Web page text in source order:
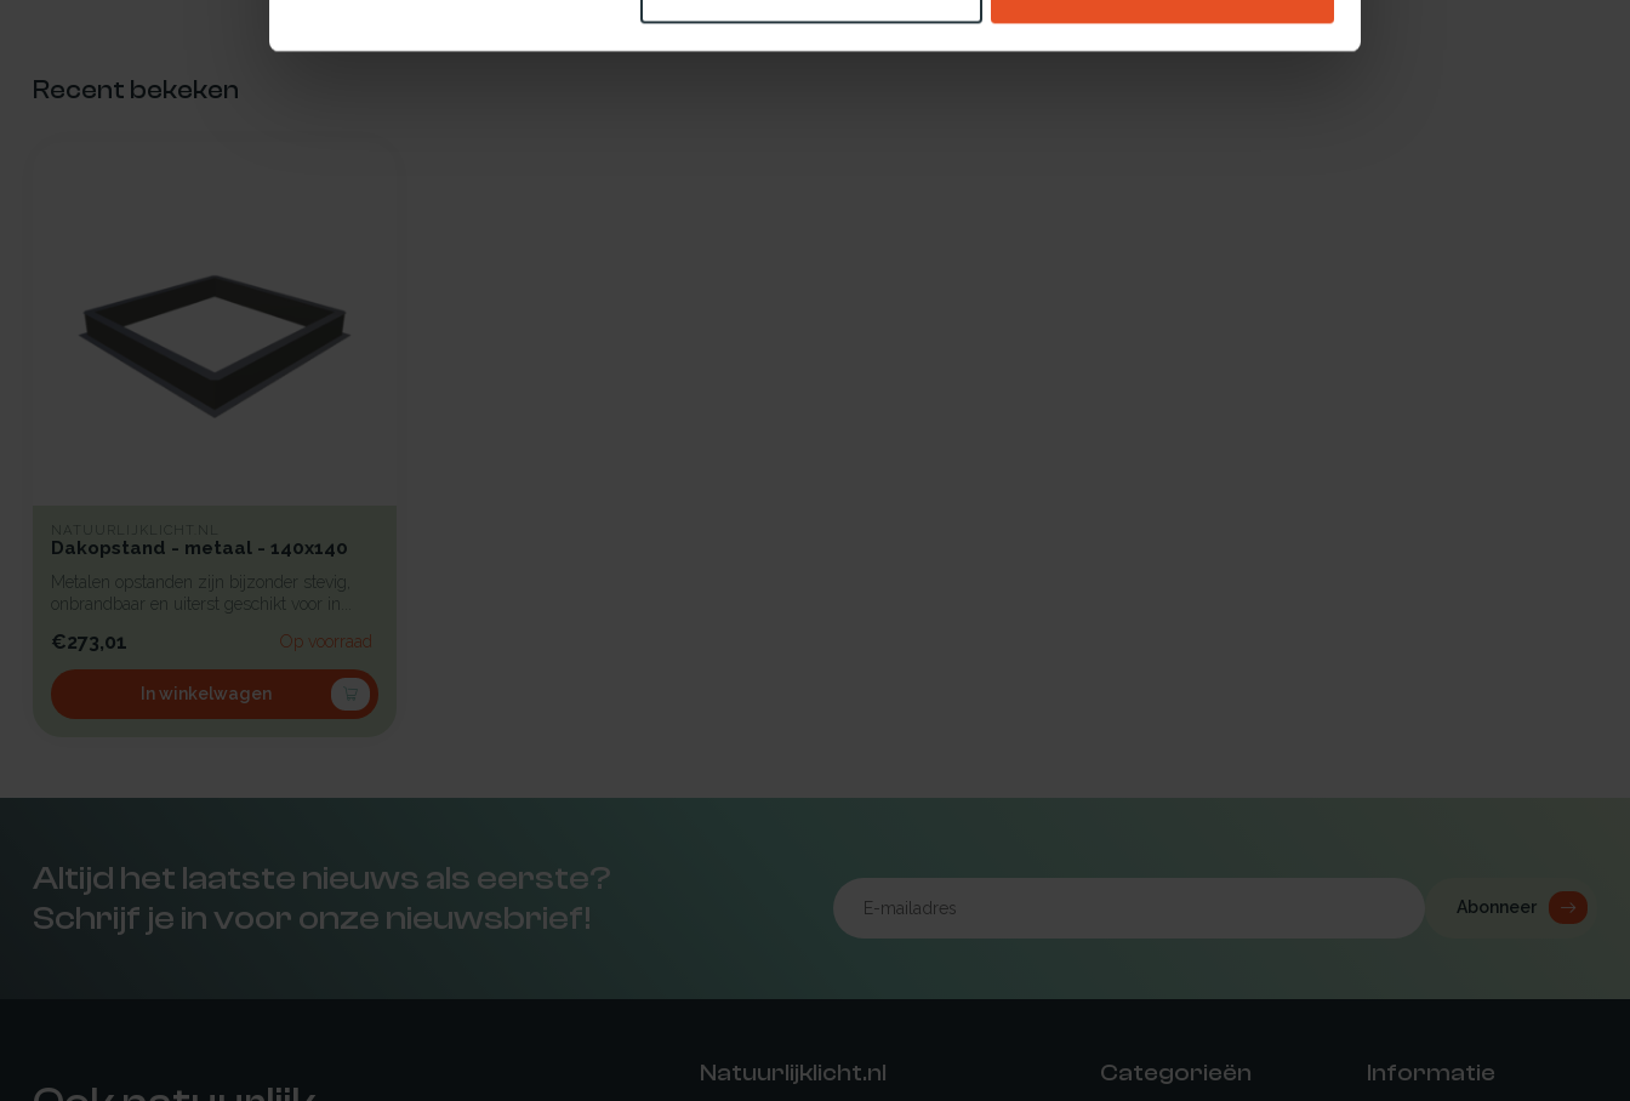
Recent bekeken
NATUURLIJKLICHT.NL
Dakopstand - metaal - 140x140
Metalen opstanden zijn bijzonder stevig,
onbrandbaar en uiterst geschikt voor in...
€273,01 Op voorraad
In winkelwagen
Altijd het laatste nieuws als eerste?
Schrijf je in voor onze nieuwsbrief!
Abonneer
Natuurlijklicht.nl Categorieën Informatie